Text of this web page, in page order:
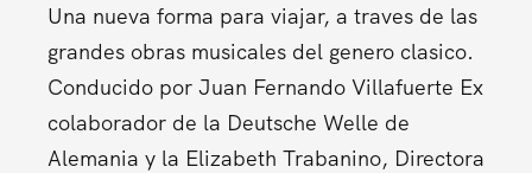
Una nueva forma para viajar, a traves de las
grandes obras musicales del genero clasico.
Conducido por Juan Fernando Villafuerte Ex
colaborador de la Deutsche Welle de
Alemania y la Elizabeth Trabanino, Directora